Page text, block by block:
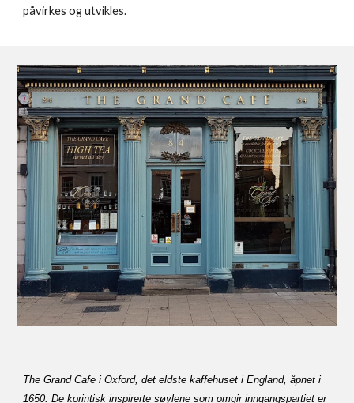
påvirkes og utvikles.
The Grand Cafe i Oxford, det eldste kaffehuset i England, åpnet i
1650. De korintisk inspirerte søylene som omgir inngangspartiet er